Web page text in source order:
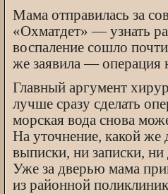
Мама отправилась за
«Охматдет» — узнать
воспаление сошло
же заявила — операция
Главный аргумент
лучше сразу сделать
морская вода снова
На уточнение, какой
выписки, ни записки,
Уже за дверью мама
из районной